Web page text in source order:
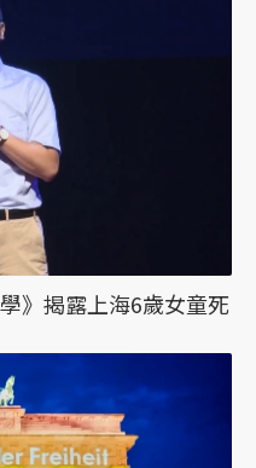
》揭露上海6歲女童死